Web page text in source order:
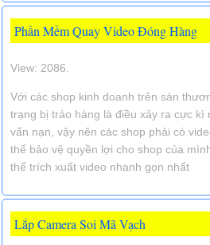
Phần Mềm Quay Video Đóng Hàng
View: 2086.
Với các shop kinh doanh trên sàn
trạng bị tráo hàng là điều xảy ra cực kì
vấn nạn, vậy nên các shop phải có
thể bảo vệ quyền lợi cho shop của
thể trích xuất video nhanh gọn nhất
Lắp Camera Soi Mã Vạch